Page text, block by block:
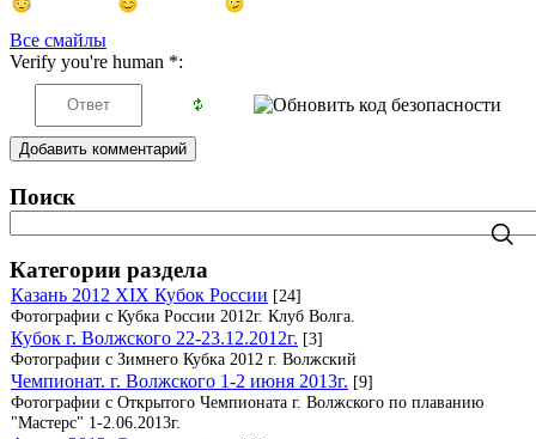
Все смайлы
Verify you're human *:
Добавить комментарий
Поиск
Категории раздела
Казань 2012 XIX Кубок России [24]
Фотографии с Кубка России 2012г. Клуб Волга.
Кубок г. Волжского 22-23.12.2012г. [3]
Фотографии с Зимнего Кубка 2012 г. Волжский
Чемпионат. г. Волжского 1-2 июня 2013г. [9]
Фотографии с Открытого Чемпионата г. Волжского по плаванию
"Мастерс" 1-2.06.2013г.